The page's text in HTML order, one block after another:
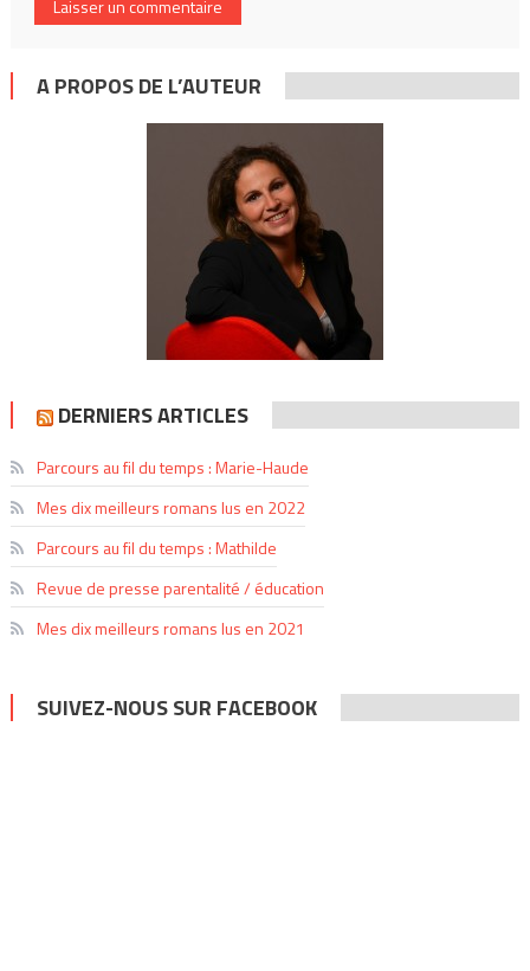
A PROPOS DE L’AUTEUR
DERNIERS ARTICLES
Parcours au fil du temps : Marie-Haude
Mes dix meilleurs romans lus en 2022
Parcours au fil du temps : Mathilde
Revue de presse parentalité / éducation
Mes dix meilleurs romans lus en 2021
SUIVEZ-NOUS SUR FACEBOOK